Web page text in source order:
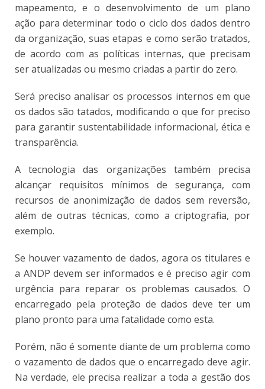
mapeamento, e o desenvolvimento de um plano
ação para determinar todo o ciclo dos dados dentro
da organização, suas etapas e como serão tratados,
de acordo com as políticas internas, que precisam
ser atualizadas ou mesmo criadas a partir do zero.
Será preciso analisar os processos internos em que
os dados são tatados, modificando o que for preciso
para garantir sustentabilidade informacional, ética e
transparência.
A tecnologia das organizações também precisa
alcançar requisitos mínimos de segurança, com
recursos de anonimização de dados sem reversão,
além de outras técnicas, como a criptografia, por
exemplo.
Se houver vazamento de dados, agora os titulares e
a ANDP devem ser informados e é preciso agir com
urgência para reparar os problemas causados. O
encarregado pela proteção de dados deve ter um
plano pronto para uma fatalidade como esta.
Porém, não é somente diante de um problema como
o vazamento de dados que o encarregado deve agir.
Na verdade, ele precisa realizar a toda a gestão dos